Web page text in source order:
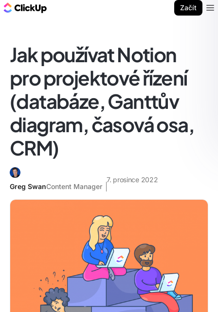
Začít
Jak používat Notion
pro projektové řízení
(databáze, Ganttův
diagram, časová osa,
CRM)
Greg SwanContent Manager
7. prosince 2022